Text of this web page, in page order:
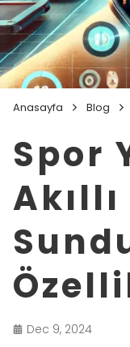
Anasayfa Blog
Spor
Dec 9, 2024